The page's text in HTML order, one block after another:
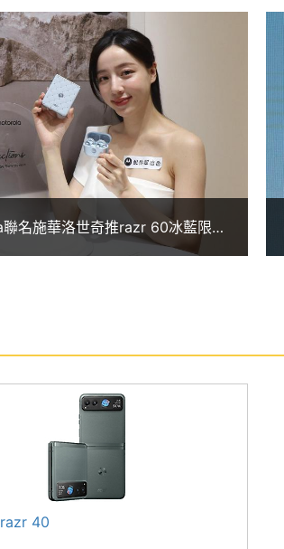
生活效率。透過新增的 AI Key
機不只是工具，更升級為隨身智
境下皆能強化對比與細節表
，輕鬆拍出高質感大片。
廣角鏡頭，主鏡頭支援 OIS 光
捕捉清晰影像；超廣角鏡頭則提
則搭載 3,200 萬畫素廣角鏡
智慧美顏演算法，讓每一張人
Moto｜Swarovski razr 60 獨
Swarovski 夾耳式耳機，並搭配
足頂級視覺、聽覺和觸感享受。
顆 Swarovski 水晶在光影間閃
純粹、透亮、動人。手機與耳機
名施華洛世奇推razr 60冰藍限定
40